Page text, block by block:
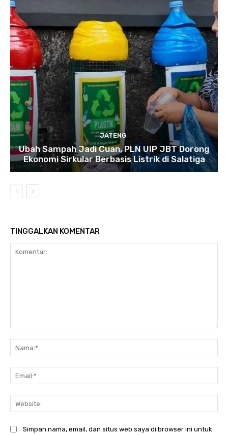
JATENG
Ubah Sampah Jadi Cuan, PLN UIP JBT Dorong
Ekonomi Sirkular Berbasis Listrik di Salatiga
TINGGALKAN KOMENTAR
Simpan nama, email, dan situs web saya di browser ini untuk